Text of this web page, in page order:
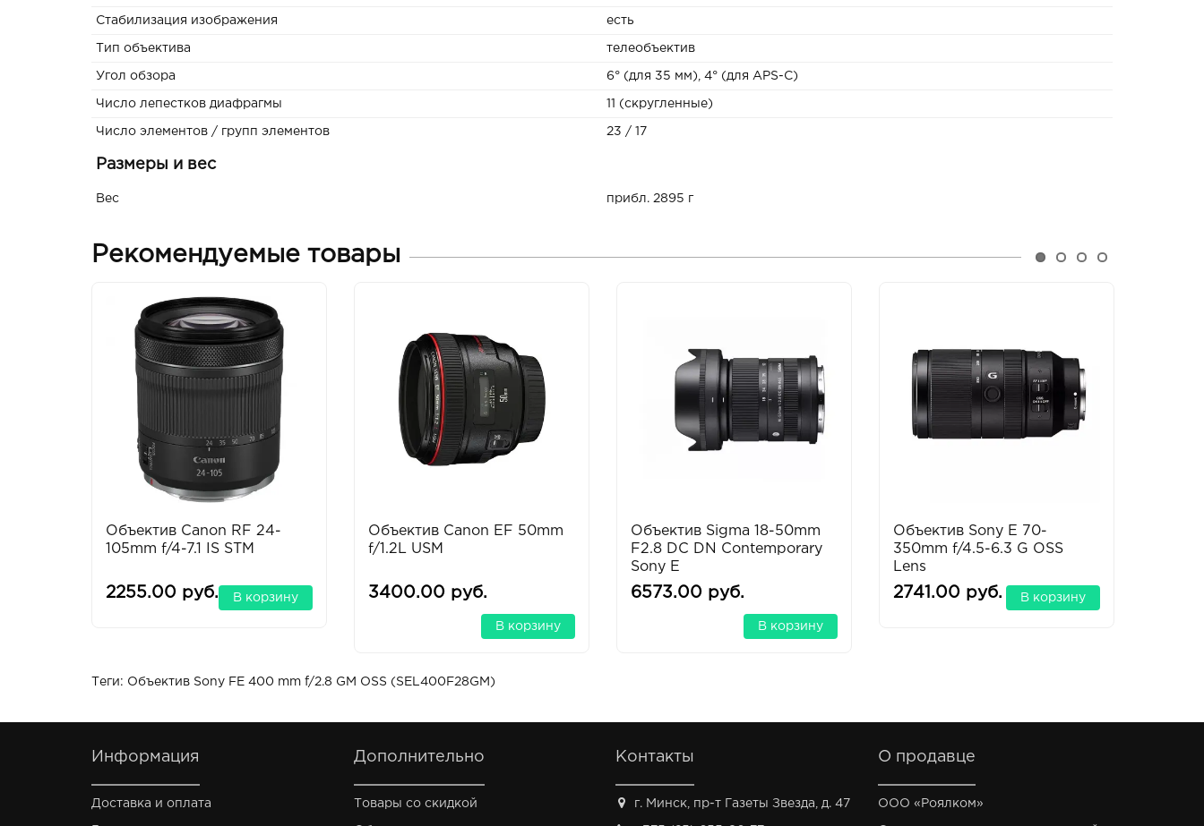
Стабилизация изображения есть
Тип объектива телеобъектив
Угол обзора 6° (для 35 мм), 4° (для APS-C)
Число лепестков диафрагмы 11 (скругленные)
Число элементов / групп элементов 23 / 17
Размеры и вес
Вес прибл. 2895 г
Рекомендуемые товары
Объектив Canon RF 24-
105mm f/4-7.1 IS STM
2255.00 руб. В корзину
Объектив Canon EF 50mm
f/1.2L USM
3400.00 руб.
В корзину
Объектив Sigma 18-50mm
F2.8 DC DN Contemporary
Sony E
6573.00 руб.
В корзину
Объектив Sony E 70-
350mm f/4.5-6.3 G OSS
Lens
2741.00 руб. В корзину
Теги: Объектив Sony FE 400 mm f/2.8 GM OSS (SEL400F28GM)
Информация
Доставка и оплата
Дополнительно
Товары со скидкой
Контакты
г. Минск, пр-т Газеты Звезда, д. 47
О продавце
ООО «Роялком»